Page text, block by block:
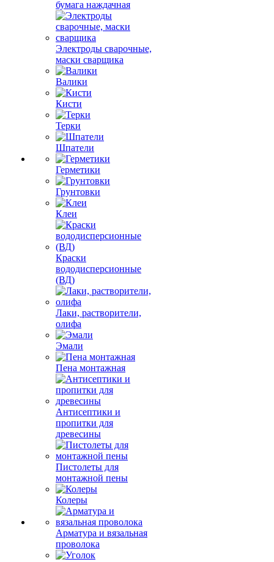
бумага наждачная
Электроды сварочные,
маски сварщика
Валики
Кисти
Терки
Шпатели
Герметики
Грунтовки
Клеи
Краски
вододисперсионные
(ВД)
Лаки, растворители,
олифа
Эмали
Пена монтажная
Антисептики и
пропитки для
древесины
Пистолеты для
монтажной пены
Колеры
Арматура и вязальная
проволока